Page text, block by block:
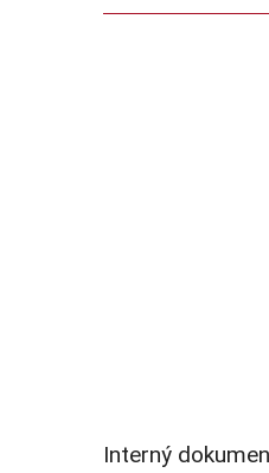
Interný